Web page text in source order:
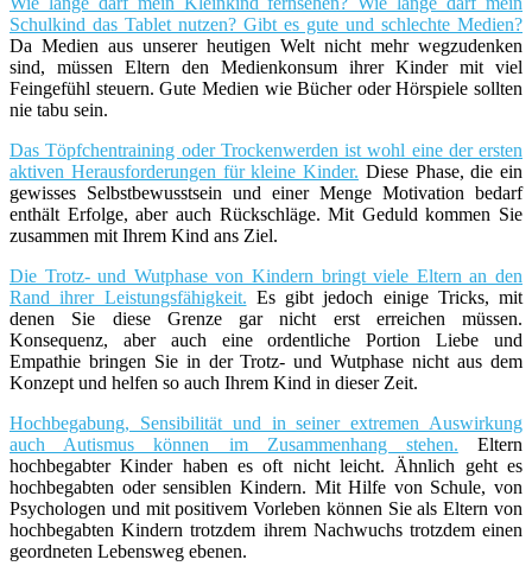
Schulkind das Tablet nutzen? Gibt es gute und schlechte Medien?
Da Medien aus unserer heutigen Welt nicht mehr wegzudenken
sind, müssen Eltern den Medienkonsum ihrer Kinder mit viel
Feingefühl steuern. Gute Medien wie Bücher oder Hörspiele sollten
nie tabu sein.
Das Töpfchentraining oder Trockenwerden ist wohl eine der ersten
aktiven Herausforderungen für kleine Kinder. Diese Phase, die ein
gewisses Selbstbewusstsein und einer Menge Motivation bedarf
enthält Erfolge, aber auch Rückschläge. Mit Geduld kommen Sie
zusammen mit Ihrem Kind ans Ziel.
Die Trotz- und Wutphase von Kindern bringt viele Eltern an den
Rand ihrer Leistungsfähigkeit. Es gibt jedoch einige Tricks, mit
denen Sie diese Grenze gar nicht erst erreichen müssen.
Konsequenz, aber auch eine ordentliche Portion Liebe und
Empathie bringen Sie in der Trotz- und Wutphase nicht aus dem
Konzept und helfen so auch Ihrem Kind in dieser Zeit.
Hochbegabung, Sensibilität und in seiner extremen Auswirkung
auch Autismus können im Zusammenhang stehen. Eltern
hochbegabter Kinder haben es oft nicht leicht. Ähnlich geht es
hochbegabten oder sensiblen Kindern. Mit Hilfe von Schule, von
Psychologen und mit positivem Vorleben können Sie als Eltern von
hochbegabten Kindern trotzdem ihrem Nachwuchs trotzdem einen
geordneten Lebensweg ebenen.